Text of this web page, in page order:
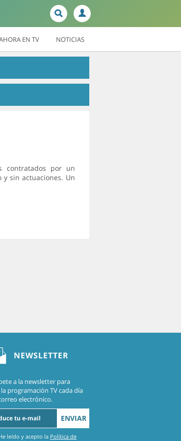
EN TV NOTICIAS
contratados por un
sin actuaciones. Un
NEWSLETTER
a la newsletter para
programación TV cada día
electrónico.
ENVIAR
leído y acepto la Política de